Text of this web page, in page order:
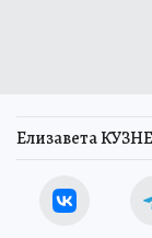
Елизавета